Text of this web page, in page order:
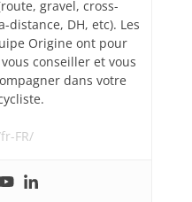
gravel, cross-
DH, etc). Les
Origine ont pour
conseiller et vous
dans votre
FR/